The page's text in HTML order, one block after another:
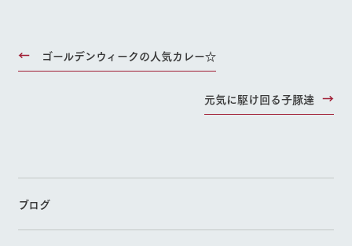
ゴールデンウィークの人気カレー☆
元気に駆け回る子豚達
ブログ